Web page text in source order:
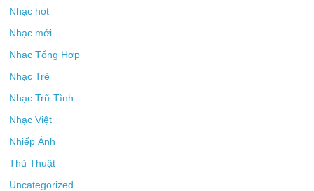
Nhạc hot
Nhạc mới
Nhạc Tổng Hợp
Nhạc Trẻ
Nhạc Trữ Tình
Nhạc Việt
Nhiếp Ảnh
Thủ Thuật
Uncategorized